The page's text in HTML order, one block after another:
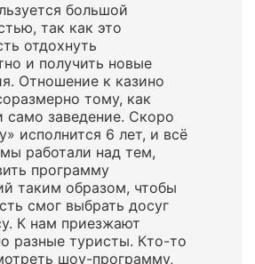
большой
так как это
отдохнуть
и получить новые
Отношение к казино
тому, как
само заведение. Скоро
исполнится 6 лет, и всё
работали над тем,
программу
таким образом, чтобы
смог выбрать досуг
К нам приезжают
разные туристы. Кто-то
шоу-программу,